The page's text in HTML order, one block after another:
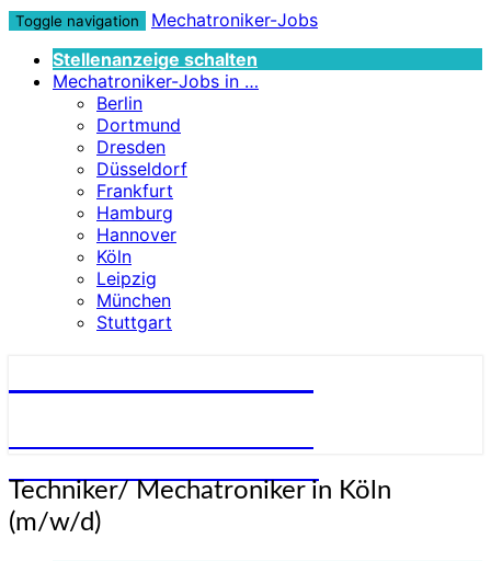
Toggle navigation
Mechatroniker-Jobs
Stellenanzeige schalten
Mechatroniker-Jobs in …
Berlin
Dortmund
Dresden
Düsseldorf
Frankfurt
Hamburg
Hannover
Köln
Leipzig
München
Stuttgart
Techniker/
Mechatroniker
in
Techniker/ Mechatroniker in Köln
(m/w/d)